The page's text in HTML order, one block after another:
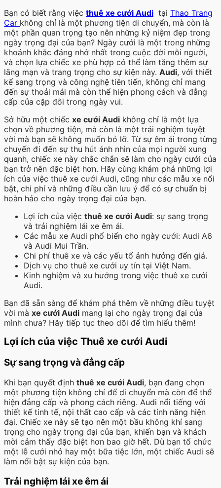
Bạn có biết rằng việc thuê xe cưới Audi tại Thao Trang
Car không chỉ là một phương tiện di chuyển, mà còn là
một phần quan trọng tạo nên những kỷ niệm đẹp trong
ngày trọng đại của bạn? Ngày cưới là một trong những
khoảnh khắc đáng nhớ nhất trong cuộc đời mỗi người,
và chọn lựa chiếc xe phù hợp có thể làm tăng thêm sự
lãng mạn và trang trọng cho sự kiện này. Audi, với thiết
kế sang trọng và công nghệ tiên tiến, không chỉ mang
đến sự thoải mái mà còn thể hiện phong cách và đẳng
cấp của cặp đôi trong ngày vui.
Sở hữu một chiếc xe cưới Audi không chỉ là một lựa
chọn về phương tiện, mà còn là một trải nghiệm tuyệt
vời mà bạn sẽ không muốn bỏ lỡ. Từ sự êm ái trong từng
chuyến đi đến sự thu hút ánh nhìn của mọi người xung
quanh, chiếc xe này chắc chắn sẽ làm cho ngày cưới của
bạn trở nên đặc biệt hơn. Hãy cùng khám phá những lợi
ích của việc thuê xe cưới Audi, cũng như các mẫu xe nổi
bật, chi phí và những điều cần lưu ý để có sự chuẩn bị
hoàn hảo cho ngày trọng đại của bạn.
Lợi ích của việc thuê xe cưới Audi: sự sang trọng
và trải nghiệm lái xe êm ái.
Các mẫu xe Audi phổ biến cho ngày cưới: Audi A6
và Audi Mui Trần.
Chi phí thuê xe và các yếu tố ảnh hưởng đến giá.
Dịch vụ cho thuê xe cưới uy tín tại Việt Nam.
Kinh nghiệm và xu hướng trong việc thuê xe cưới
Audi.
Bạn đã sẵn sàng để khám phá thêm về những điều tuyệt
vời mà xe cưới Audi mang lại cho ngày trọng đại của
mình chưa? Hãy tiếp tục theo dõi để tìm hiểu thêm!
Lợi ích của việc Thuê xe cưới Audi
Sự sang trọng và đẳng cấp
Khi bạn quyết định thuê xe cưới Audi, bạn đang chọn
một phương tiện không chỉ để di chuyển mà còn để thể
hiện đẳng cấp và phong cách riêng. Audi nổi tiếng với
thiết kế tinh tế, nội thất cao cấp và các tính năng hiện
đại. Chiếc xe này sẽ tạo nên một bầu không khí sang
trọng cho ngày trọng đại của bạn, khiến bạn và khách
mời cảm thấy đặc biệt hơn bao giờ hết. Dù bạn tổ chức
một lễ cưới nhỏ hay một bữa tiệc lớn, một chiếc Audi sẽ
làm nổi bật sự kiện của bạn.
Trải nghiệm lái xe êm ái